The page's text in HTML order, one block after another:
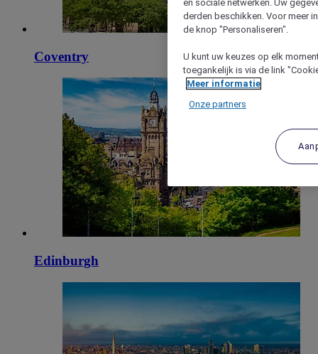
Coventry
Edinburgh
en sociale netwerken. Uw
derden beschikken. Voor meer
de knop "Personaliseren".
U kunt uw keuzes op elk
toegankelijk is via de link
Meer informatie
Onze partners